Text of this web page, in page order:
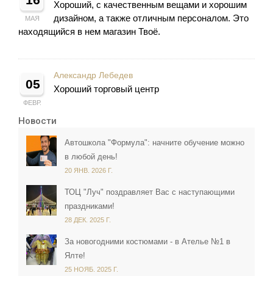
МАЯ
Хороший, с качественным вещами и хорошим
дизайном, а также отличным персоналом. Это
находящийся в нем магазин Твоё.
05
ФЕВР.
Александр Лебедев
Хороший торговый центр
Новости
Автошкола "Формула": начните обучение можно
в любой день!
20 ЯНВ. 2026 Г.
ТОЦ "Луч" поздравляет Вас с наступающими
праздниками!
28 ДЕК. 2025 Г.
За новогодними костюмами - в Ателье №1 в
Ялте!
25 НОЯБ. 2025 Г.